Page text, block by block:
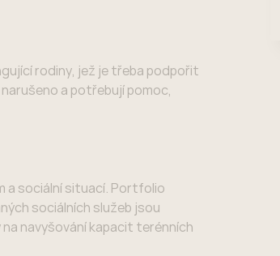
rodiny, jež je třeba podpořit
a potřebují pomoc,
a sociální situací. Portfolio
sociálních služeb jsou
navyšování kapacit terénních